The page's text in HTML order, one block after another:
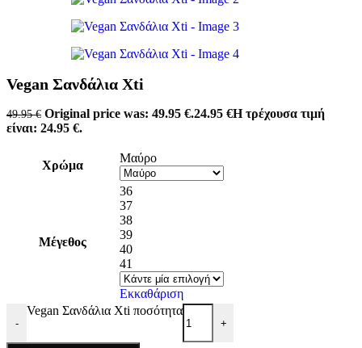
Vegan Σανδάλια Xti
49.95€ Original price was: 49.95 €.24.95 €Η τρέχουσα τιμή
είναι: 24.95 €.
Χρώμα
Μαύρο
Μέγεθος
36
37
38
39
40
41
Εκκαθάριση
-
Vegan Σανδάλια Xti ποσότητα
+